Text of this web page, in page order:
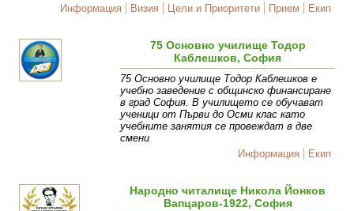
Информация
Визия Цели и Приоритети Прием Екип
75 Основно училище Тодор
Каблешков, София
75 Основно училище Тодор Каблешков е
учебно заведение с общинско финансиране
в град София. В училището се обучават
ученици от Първи до Осми клас като
учебните занятия се провеждат в две
смени
Информация
Екип
Народно читалище Никола Йонков
Вапцаров-1922, София